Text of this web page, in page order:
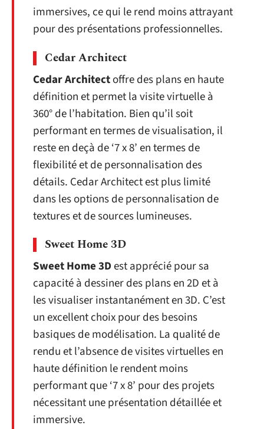
immersives, ce qui le rend moins attrayant
pour des présentations professionnelles.
Cedar Architect
Cedar Architectoffre des plans en haute
définition et permet la visite virtuelle à
360° de l’habitation. Bien qu’il soit
performant en termes de visualisation, il
reste en deçà de ‘7 x 8’ en termes de
flexibilité et de personnalisation des
détails. Cedar Architect est plus limité
dans les options de personnalisation de
textures et de sources lumineuses.
Sweet Home 3D
Sweet Home 3Dest apprécié pour sa
capacité à dessiner des plans en 2D et à
les visualiser instantanément en 3D. C’est
un excellent choix pour des besoins
basiques de modélisation. La qualité de
rendu et l’absence de visites virtuelles en
haute définition le rendent moins
performant que ‘7 x 8’ pour des projets
nécessitant une présentation détaillée et
immersive.